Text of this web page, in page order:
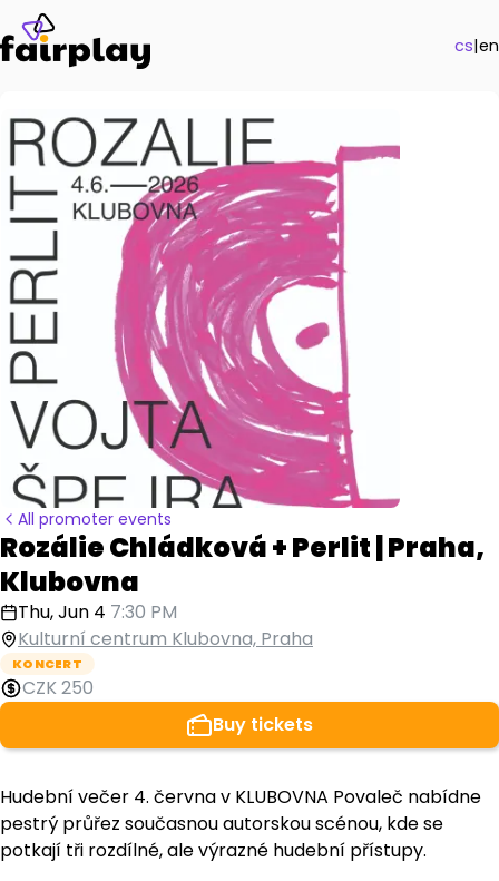
cs|en
All promoter events
Rozálie Chládková + Perlit | Praha,
Klubovna
Thu, Jun 4 7:30 PM
Kulturní centrum Klubovna, Praha
KONCERT
CZK 250
Buy tickets
Hudební večer 4. června v KLUBOVNA Povaleč nabídne
pestrý průřez současnou autorskou scénou, kde se
potkají tři rozdílné, ale výrazné hudební přístupy.